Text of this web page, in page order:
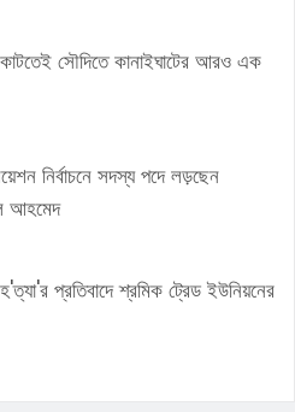
সৌদিতে কানাইঘাটের আরও এক
নির্বাচনে সদস্য পদে লড়ছেন
আহমেদ
প্রতিবাদে শ্রমিক ট্রেড ইউনিয়নের